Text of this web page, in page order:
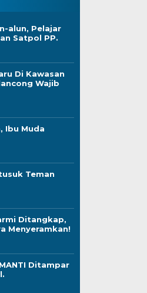
alun, Pelajar
Satpol PP.
Di Kawasan
Wajib
Ibu Muda
Teman
Ditangkap,
Menyeramkan!
Ditampar